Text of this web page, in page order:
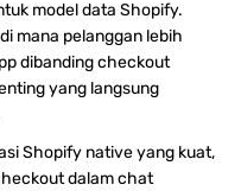
model data Shopify.
mana pelanggan lebih
dibanding checkout
yang langsung
Shopify native yang kuat,
dalam chat